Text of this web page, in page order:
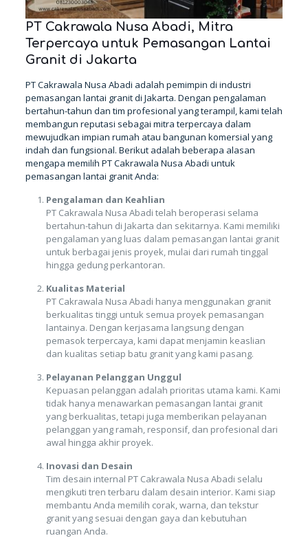
PT Cakrawala Nusa Abadi, Mitra
Terpercaya untuk Pemasangan Lantai
Granit di Jakarta
PT Cakrawala Nusa Abadi adalah pemimpin di industri
pemasangan lantai granit di Jakarta. Dengan pengalaman
bertahun-tahun dan tim profesional yang terampil, kami telah
membangun reputasi sebagai mitra terpercaya dalam
mewujudkan impian rumah atau bangunan komersial yang
indah dan fungsional. Berikut adalah beberapa alasan
mengapa memilih PT Cakrawala Nusa Abadi untuk
pemasangan lantai granit Anda:
Pengalaman dan Keahlian
PT Cakrawala Nusa Abadi telah beroperasi selama
bertahun-tahun di Jakarta dan sekitarnya. Kami memiliki
pengalaman yang luas dalam pemasangan lantai granit
untuk berbagai jenis proyek, mulai dari rumah tinggal
hingga gedung perkantoran.
Kualitas Material
PT Cakrawala Nusa Abadi hanya menggunakan granit
berkualitas tinggi untuk semua proyek pemasangan
lantainya. Dengan kerjasama langsung dengan
pemasok terpercaya, kami dapat menjamin keaslian
dan kualitas setiap batu granit yang kami pasang.
Pelayanan Pelanggan Unggul
Kepuasan pelanggan adalah prioritas utama kami. Kami
tidak hanya menawarkan pemasangan lantai granit
yang berkualitas, tetapi juga memberikan pelayanan
pelanggan yang ramah, responsif, dan profesional dari
awal hingga akhir proyek.
Inovasi dan Desain
Tim desain internal PT Cakrawala Nusa Abadi selalu
mengikuti tren terbaru dalam desain interior. Kami siap
membantu Anda memilih corak, warna, dan tekstur
granit yang sesuai dengan gaya dan kebutuhan
ruangan Anda.